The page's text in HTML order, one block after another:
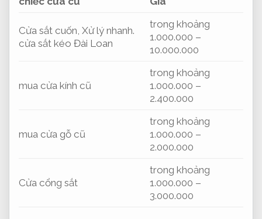
Cửa sắt cuốn, Xử lý nhanh.
cửa sắt kéo Đài Loan
trong khoảng
1.000.000 –
10.000.000
mua cửa kính cũ
trong khoảng
1.000.000 –
2.400.000
mua cửa gỗ cũ
trong khoảng
1.000.000 –
2.000.000
Cửa cổng sắt
trong khoảng
1.000.000 –
3.000.000